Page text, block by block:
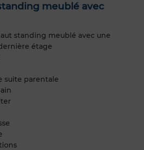
meublé avec
standing meublé avec une
étage
suite parentale